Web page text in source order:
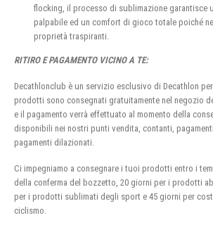
flocking, il processo di sublimazione garantisce
palpabile ed un comfort di gioco totale poiché
proprietà traspiranti.
RITIRO E PAGAMENTO VICINO A TE:
Decathlonclub è un servizio esclusivo di Decathlon
prodotti sono consegnati gratuitamente nel negozio
e il pagamento verrà effettuato al momento della
disponibili nei nostri punti vendita, contanti,
pagamenti dilazionati.
Ci impegniamo a consegnare i tuoi prodotti entro i
della conferma del bozzetto, 20 giorni per i prodotti
per i prodotti sublimati degli sport e 45 giorni per
ciclismo.